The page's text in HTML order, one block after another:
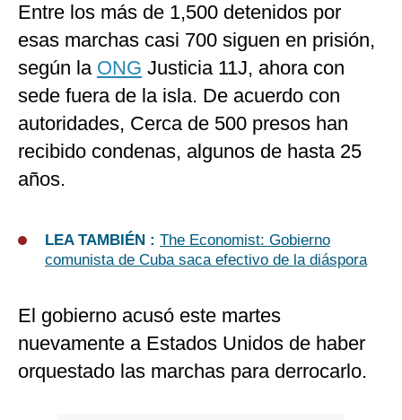
Entre los más de 1,500 detenidos por
esas marchas casi 700 siguen en prisión,
según la ONG Justicia 11J, ahora con
sede fuera de la isla. De acuerdo con
autoridades, Cerca de 500 presos han
recibido condenas, algunos de hasta 25
años.
LEA TAMBIÉN : The Economist: Gobierno
comunista de Cuba saca efectivo de la diáspora
El gobierno acusó este martes
nuevamente a Estados Unidos de haber
orquestado las marchas para derrocarlo.